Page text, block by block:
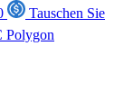
Tauschen Sie
Polygon